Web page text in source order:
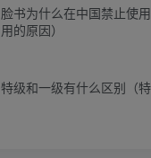
脸书为什么在中国禁止使
用的原因）
特级和一级有什么区别（